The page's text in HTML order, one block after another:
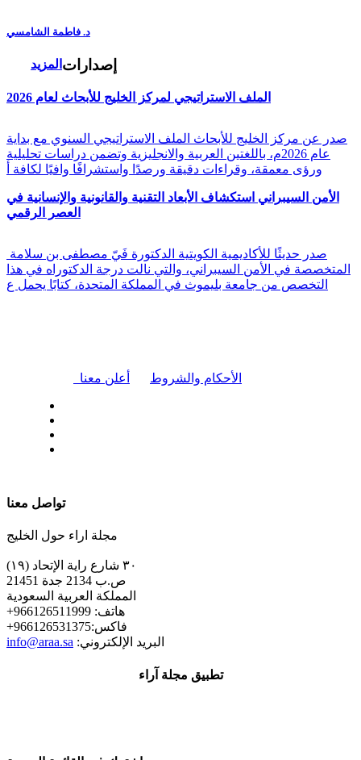
د. فاطمة الشامسي
المزيد إصدارات
الملف الاستراتيجي لمركز الخليج للأبحاث لعام 2026
صدر عن مركز الخليج للأبحاث الملف الاستراتيجي السنوي مع بداية
عام 2026م، باللغتين العربية والانجليزية وتضمن دراسات تحليلية
ورؤى معمقة، وقراءات دقيقة ورصدًا واستشرافًا وافيًا لكافة أ
الأمن السيبراني استكشاف الأبعاد التقنية والقانونية والإنسانية في
العصر الرقمي
المتخصصة في الأمن السيبراني، والتي نالت درجة الدكتوراه في هذا
التخصص من جامعة بليموث في المملكة المتحدة، كتابًا يحمل ع
أعلن معنا الأحكام والشروط
تواصل معنا
مجلة اراء حول الخليج
٣٠ شارع راية الإتحاد (١٩)
ص.ب 2134 جدة 21451
المملكة العربية السعودية
+هاتف: 966126511999
+فاكس:966126531375
info@araa.sa :البريد الإلكتروني
تطبيق مجلة آراء